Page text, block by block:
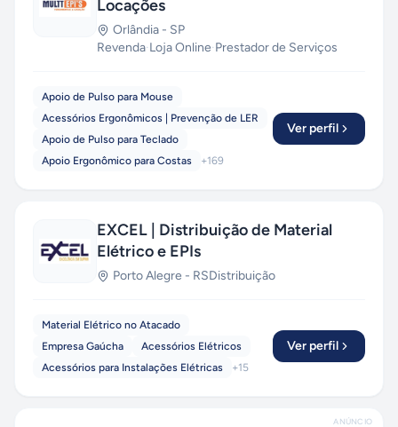
Locações
Orlândia - SP
Revenda·Loja Online·Prestador de Serviços
Apoio de Pulso para Mouse
Acessórios Ergonômicos | Prevenção de LER
Apoio de Pulso para Teclado
Apoio Ergonômico para Costas
+169
Ver perfil
EXCEL | Distribuição de Material
Elétrico e EPIs
Porto Alegre - RSDistribuição
Material Elétrico no Atacado
Empresa Gaúcha
Acessórios Elétricos
Acessórios para Instalações Elétricas
+15
Ver perfil
ANÚNCIO